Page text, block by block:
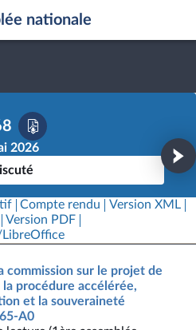
nationale
2026
Compte rendu
Version XML
Version PDF
commission sur le projet de
la procédure accélérée,
et la souveraineté
A0